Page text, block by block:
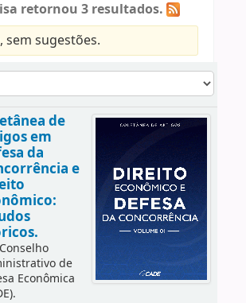
retornou 3 resultados.
sem sugestões.
de
em
da
e
Conselho
de
Econômica